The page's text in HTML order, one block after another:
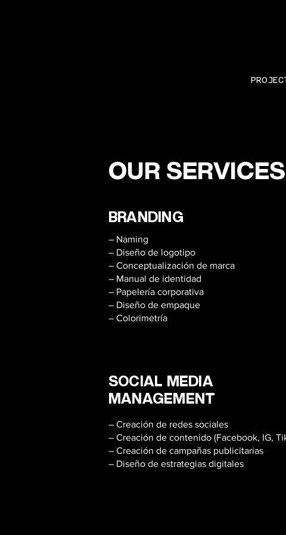
OUR SERVICES
BRANDING
– Naming
– Diseño de logotipo
– Conceptualización de marca
– Manual de identidad
– Papelería corporativa
– Diseño de empaque
– Colorimetría
SOCIAL MEDIA
MANAGEMENT
– Creación de redes sociales
– Creación de contenido (Facebook, IG,
– Creación de campañas publicitarias
– Diseño de estrategias digitales